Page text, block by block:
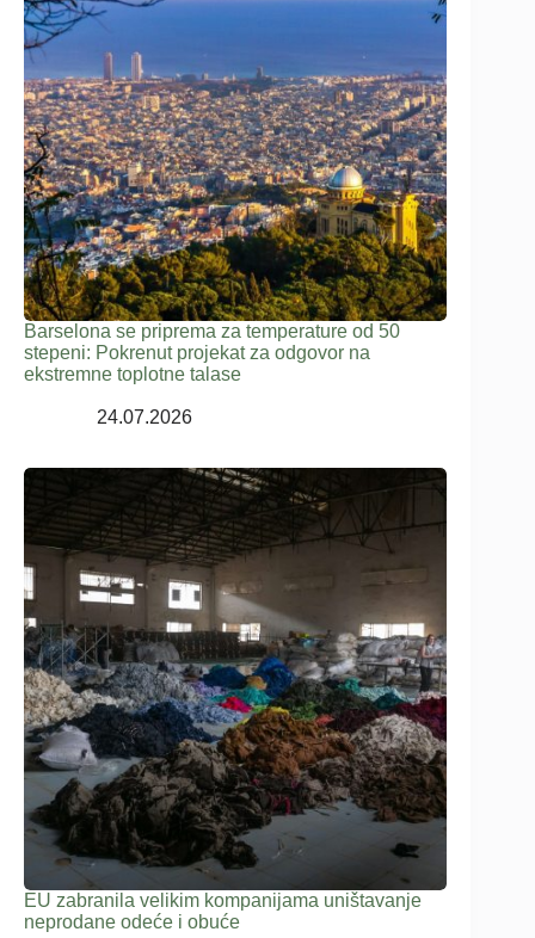
Barselona se priprema za temperature od 50
stepeni: Pokrenut projekat za odgovor na
ekstremne toplotne talase
24.07.2026
EU zabranila velikim kompanijama uništavanje
neprodane odeće i obuće